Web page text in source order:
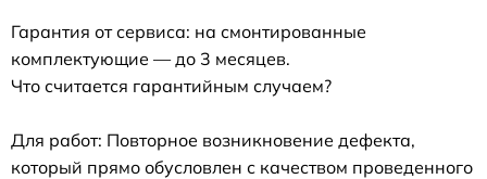
Гарантия от сервиса: на смонтированные
комплектующие — до 3 месяцев.
Что считается гарантийным случаем?
Для работ: Повторное возникновение дефекта,
который прямо обусловлен с качеством проведенного